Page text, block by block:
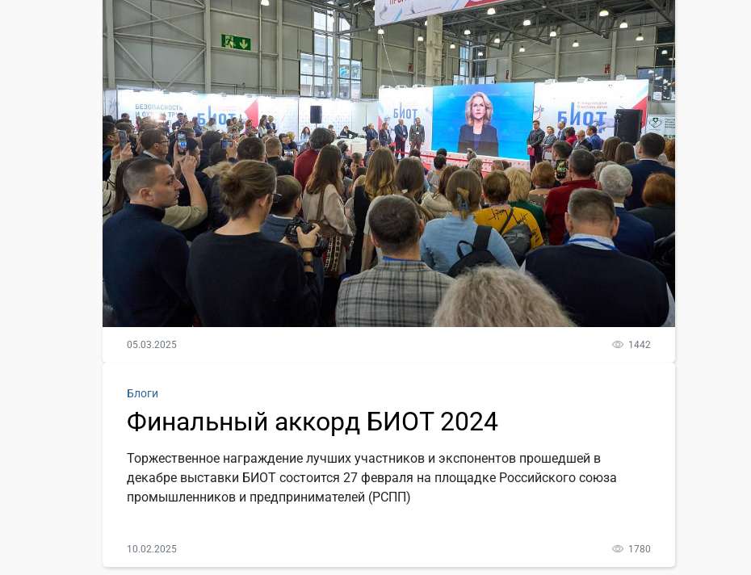
05.03.2025 1442
Блоги
Финальный аккорд БИОТ 2024
Торжественное награждение лучших участников и экспонентов прошедшей в
декабре выставки БИОТ состоится 27 февраля на площадке Российского союза
промышленников и предпринимателей (РСПП)
10.02.2025 1780